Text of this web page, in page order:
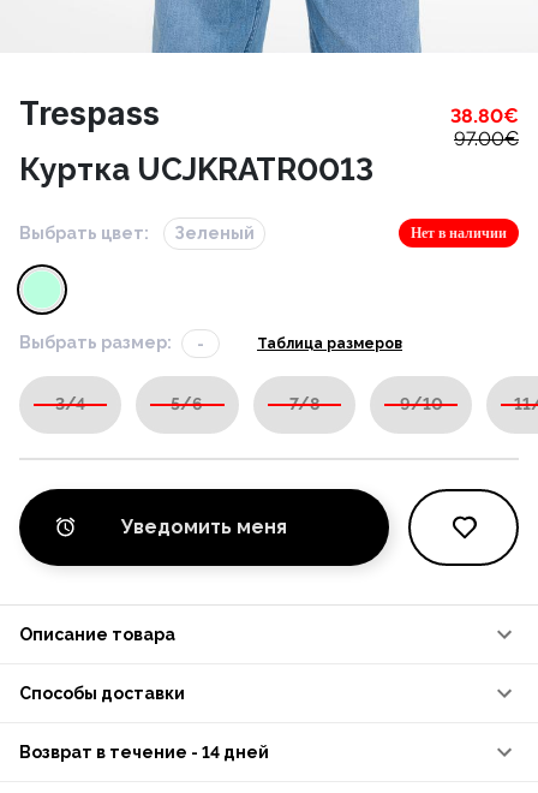
Trespass 38.80€
97.00€
Куртка UCJKRATR0013
Выбрать цвет: Зеленый Нет в наличии
Выбрать размер: - Таблица размеров
3/4 5/6 7/8 9/10
Уведомить меня
Описание товара
Способы доставки
Возврат в течение - 14 дней